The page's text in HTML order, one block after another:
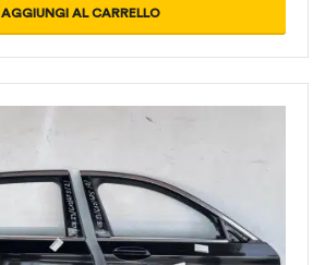
AGGIUNGI AL CARRELLO